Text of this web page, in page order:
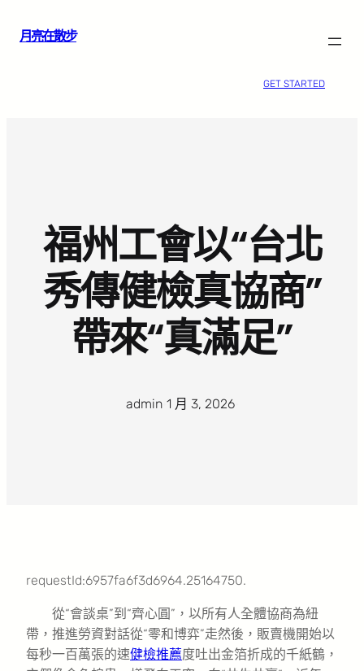
月亮在散步
GET STARTED
福州工會以“台北
秀傳健檢真協商”
帶來“真滿足”
admin· 1 月 3, 2026·
requestId:6957fa6f3d6964.25164750.
從“會談桌”到“齊心圓”，以所有人全體協商為紐
帶，推進勞資對話從“零和博弈”走然後，販賣機開始以
每秒一百萬張的速健檢推薦度吐出金箔折成的千紙鶴，